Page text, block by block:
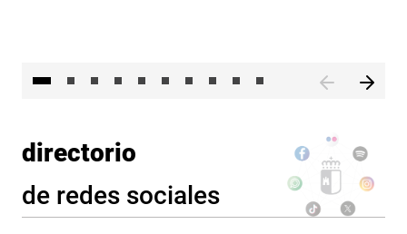
directorio
de redes sociales